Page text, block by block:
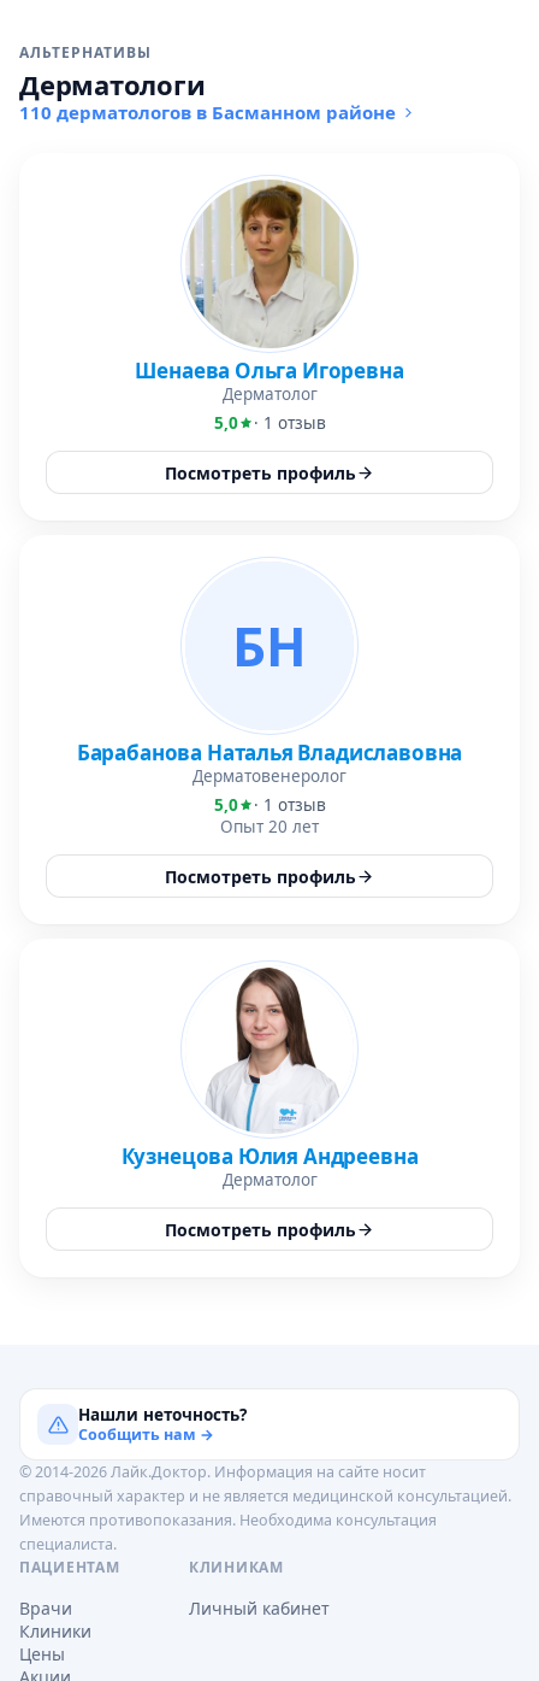
АЛЬТЕРНАТИВЫ
Дерматологи
110 дерматологов в Басманном районе
Шенаева Ольга Игоревна
Дерматолог
5,0
· 1 отзыв
Посмотреть профиль
БН
Барабанова Наталья Владиславовна
Дерматовенеролог
5,0
· 1 отзыв
Опыт 20 лет
Посмотреть профиль
Кузнецова Юлия Андреевна
Дерматолог
Посмотреть профиль
Нашли неточность?
Сообщить нам →
© 2014-2026 Лайк.Доктор. Информация на сайте носит
справочный характер и не является медицинской консультацией.
Имеются противопоказания. Необходима консультация
специалиста.
ПАЦИЕНТАМ
Врачи
Клиники
Цены
КЛИНИКАМ
Личный кабинет